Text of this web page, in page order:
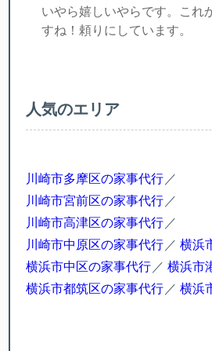
いやら嬉しいやらです。これ
すね！頼りにしています。
人気のエリア
川崎市多摩区の家事代行
川崎市宮前区の家事代行
川崎市高津区の家事代行
川崎市中原区の家事代行
横浜
横浜市中区の家事代行
横浜市
横浜市都筑区の家事代行
横浜